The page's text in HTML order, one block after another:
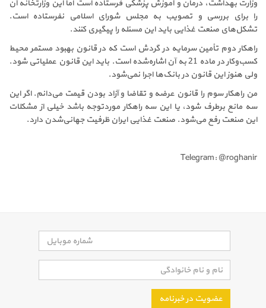
وزارت بهداشت، درمان و آموزش پزشکی فرستاده است اما این وزارتخانه آن
را برای بررسی و تصویب به مجلس شورای اسلامی نفرستاده است.
تشکل‌های صنعت غذایی باید این مسئله را پیگیری کنند.
راهکار دوم تأمین سرمایه در گردش است که در قانون بهبود مستمر محیط
کسب‌وکار در ماده 21 به آن اشاره‌شده است. باید این قانون عملیاتی شود.
ولی هنوز این قانون در بانک‌ها اجرا نمی‌شود.
من راهکار سوم را قانون عرضه و تقاضا و آزاد بودن قیمت می‌دانم. اگر این
سه مانع برطرف شود، یا این سه راهکار موردتوجه باشد خیلی از مشکلات
این صنعت رفع می‌شود. صنعت غذایی ایران ظرفیت جهانی‌شدن دارد.
Telegram: @roghanir
عضویت در خبرنامه